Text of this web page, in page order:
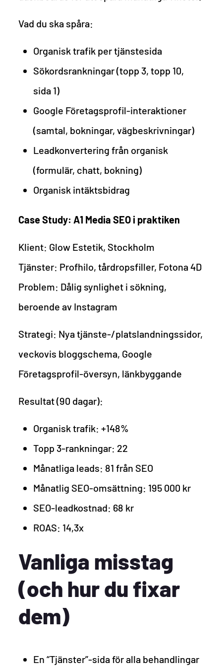
Vad du ska spåra:
Organisk trafik per tjänstesida
Sökordsrankningar (topp 3, topp 10,
sida 1)
Google Företagsprofil-interaktioner
(samtal, bokningar, vägbeskrivningar)
Leadkonvertering från organisk
(formulär, chatt, bokning)
Organisk intäktsbidrag
Case Study: A1 Media SEO i praktiken
Klient: Glow Estetik, Stockholm
Tjänster: Profhilo, tårdropsfiller, Fotona 4D
Problem: Dålig synlighet i sökning,
beroende av Instagram
Strategi: Nya tjänste-/platslandningssidor,
veckovis bloggschema, Google
Företagsprofil-översyn, länkbyggande
Resultat (90 dagar):
Organisk trafik: +148%
Topp 3-rankningar: 22
Månatliga leads: 81 från SEO
Månatlig SEO-omsättning: 195 000 kr
SEO-leadkostnad: 68 kr
ROAS: 14,3x
Vanliga misstag
(och hur du fixar
dem)
En “Tjänster”-sida för alla behandlingar